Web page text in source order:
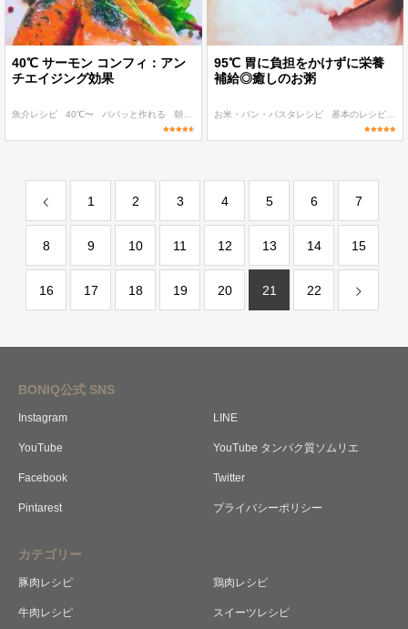
40℃ サーモン コンフィ：アン
チエイジング効果
魚介レシピ 40℃〜 パパッと作れる 朝食・ランチ ディナー
95℃ 胃に負担をかけずに栄養
補給◎癒しのお粥
お米・パン・パスタレシピ 基本のレシピ
1 2 3 4 5 6 7
8 9 10 11 12 13 14 15
16 17 18 19 20 21 22
BONIQ公式 SNS
Instagram LINE
YouTube YouTube タンパク質ソムリエ
Facebook Twitter
Pintarest プライバシーポリシー
カテゴリー
豚肉レシピ 鶏肉レシピ
牛肉レシピ スイーツレシピ